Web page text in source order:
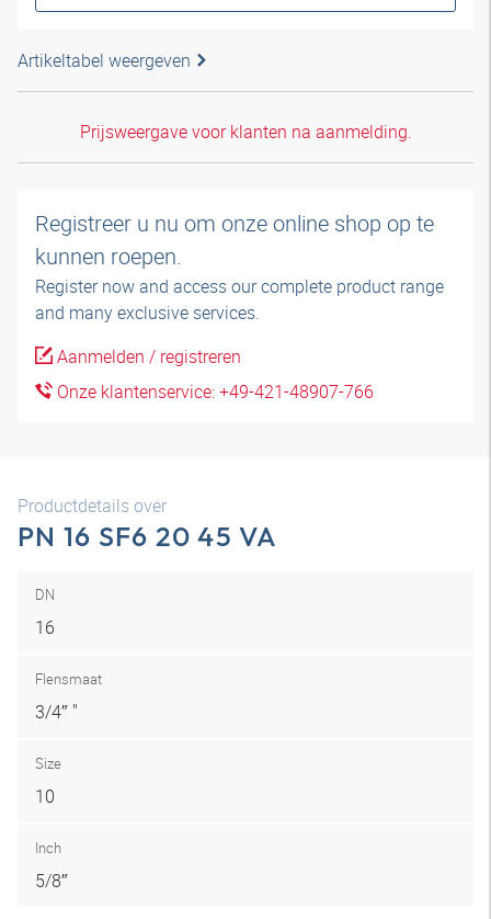
Artikeltabel weergeven
Prijsweergave voor klanten na aanmelding.
Registreer u nu om onze online shop op te
kunnen roepen.
Register now and access our complete product range
and many exclusive services.
Aanmelden / registreren
Onze klantenservice: +49-421-48907-766
Productdetails over
PN 16 SF6 20 45 VA
DN
16
Flensmaat
3/4″ "
Size
10
Inch
5/8″